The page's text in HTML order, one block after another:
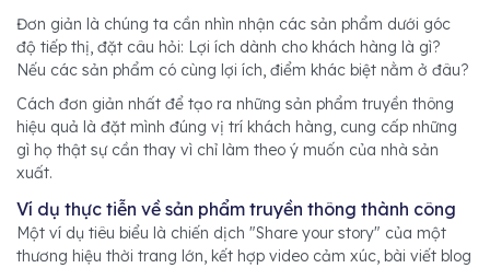
Đơn giản là chúng ta cần nhìn nhận các sản phẩm dưới góc
độ tiếp thị, đặt câu hỏi: Lợi ích dành cho khách hàng là gì?
Nếu các sản phẩm có cùng lợi ích, điểm khác biệt nằm ở đâu?
Cách đơn giản nhất để tạo ra những sản phẩm truyền thông
hiệu quả là đặt mình đúng vị trí khách hàng, cung cấp những
gì họ thật sự cần thay vì chỉ làm theo ý muốn của nhà sản
xuất.
Ví dụ thực tiễn về sản phẩm truyền thông thành công
Một ví dụ tiêu biểu là chiến dịch "Share your story" của một
thương hiệu thời trang lớn, kết hợp video cảm xúc, bài viết blog